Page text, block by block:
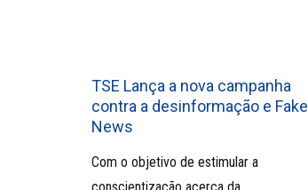
TSE Lança a nova campanha
contra a desinformação e Fake
News
Com o objetivo de estimular a